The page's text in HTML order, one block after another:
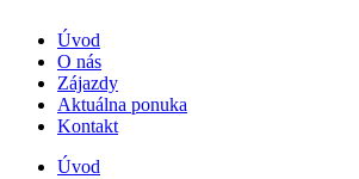
Úvod
O nás
Zájazdy
Aktuálna ponuka
Kontakt
Úvod